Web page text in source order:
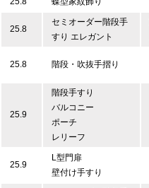
25.8
セミオーダー階段手
すり エレガント
25.8 階段・吹抜手摺り
25.9
階段手すり
バルコニー
ポーチ
レリーフ
25.9
L型門扉
壁付け手すり